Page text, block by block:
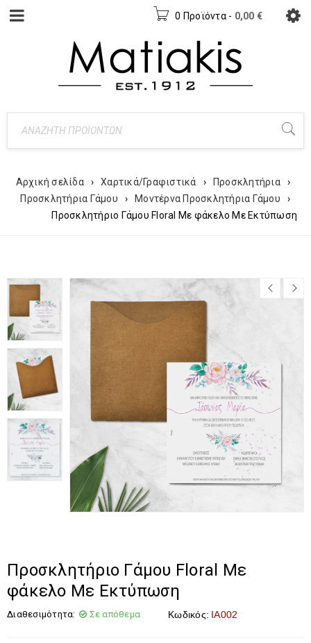
0 Προϊόντα - 0,00 €
Αρχική σελίδα › Χαρτικά/Γραφιστικά › Προσκλητήρια
›
Προσκλητήρια Γάμου
› Μοντέρνα Προσκλητήρια Γάμου
›
Προσκλητήριο Γάμου Floral Με φάκελο Με Εκτύπωση
Προσκλητήριο Γάμου Floral Με
φάκελο Με Εκτύπωση
Διαθεσιμότητα: Σε απόθεμα Κωδικός: IA002